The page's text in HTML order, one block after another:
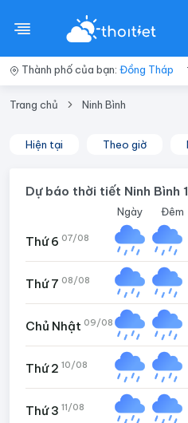
Thành phố của bạn: Đồng Tháp
Trang chủ Ninh Bình
Hiện tại Theo giờ
Dự báo thời tiết Ninh Bình
Ngày Đêm
Thứ 6 07/08
Thứ 7 08/08
Chủ Nhật 09/08
Thứ 2 10/08
Thứ 3 11/08